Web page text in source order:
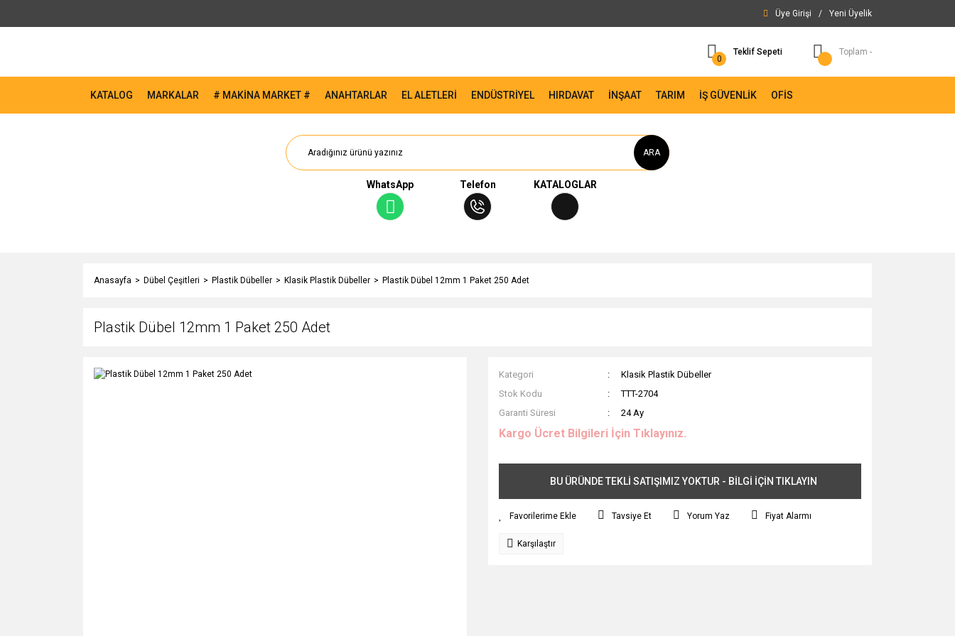
Üye Girişi / Yeni Üyelik
0
Teklif Sepeti Toplam -
KATALOG MARKALAR # MAKİNA MARKET # ANAHTARLAR EL ALETLERİ ENDÜSTRİYEL HIRDAVAT İNŞAAT TARIM İŞ GÜVENLİK OFİS
ARA
WhatsApp Telefon KATALOGLAR
Anasayfa Dübel Çeşitleri Plastik Dübeller Klasik Plastik Dübeller Plastik Dübel 12mm 1 Paket 250 Adet
Plastik Dübel 12mm 1 Paket 250 Adet
Kategori
Klasik Plastik Dübeller
Stok Kodu
TTT-2704
Garanti Süresi
24 Ay
Kargo Ücret Bilgileri İçin Tıklayınız.
BU ÜRÜNDE TEKLİ SATIŞIMIZ YOKTUR - BİLGİ İÇİN TIKLAYIN
Tavsiye Et Yorum Yaz Fiyat Alarmı
Karşılaştır